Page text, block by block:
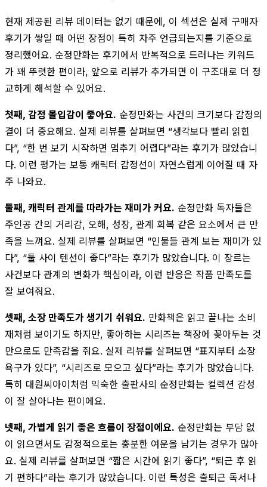
현재 제공된 리뷰 데이터는 없기 때문에, 이 섹션은 실제 구매자
후기가 쌓일 때 어떤 장점이 특히 자주 언급되는지를 기준으로
정리했어요. 순정만화는 후기에서 반복적으로 드러나는 키워드
가 꽤 뚜렷한 편이라, 앞으로 리뷰가 추가되면 이 구조대로 더 정
교하게 해석할 수 있어요.
첫째, 감정 몰입감이 좋아요. 순정만화는 사건의 크기보다 감정의
결이 더 중요해요. 실제 리뷰를 살펴보면 “생각보다 빨리 읽힌
다”, “한 번 보기 시작하면 멈추기 어렵다”라는 후기가 많았습니
다. 이런 평가는 보통 캐릭터 감정선이 자연스럽게 이어질 때 자
주 나와요.
둘째, 캐릭터 관계를 따라가는 재미가 커요. 순정만화 독자들은
주인공 간의 거리감, 오해, 성장, 관계 회복 같은 요소에서 큰 만
족을 느껴요. 실제 리뷰를 살펴보면 “인물들 관계 보는 재미가 있
다”, “둘 사이 텐션이 좋다”라는 후기가 많았습니다. 이 장르는
사건보다 관계의 변화가 핵심이라, 이런 반응은 작품 만족도를
잘 보여줘요.
셋째, 소장 만족도가 생기기 쉬워요. 만화책은 읽고 끝나는 소비
재처럼 보이기도 하지만, 좋아하는 시리즈는 책장에 꽂아두는 것
만으로도 만족감을 줘요. 실제 리뷰를 살펴보면 “표지부터 소장
욕구가 있다”, “시리즈로 모으고 싶다”라는 후기가 많았습니다.
특히 대원씨아이처럼 익숙한 출판사의 순정만화는 컬렉션 감성
이 잘 살아나는 편이에요.
넷째, 가볍게 읽기 좋은 흐름이 장점이에요. 순정만화는 부담 없
이 읽으면서도 감정적으로는 충분한 여운을 남기는 경우가 많아
요. 실제 리뷰를 살펴보면 “짧은 시간에 읽기 좋다”, “퇴근 후 읽
기 편하다”라는 후기가 많았습니다. 이런 특성은 출퇴근 독서나